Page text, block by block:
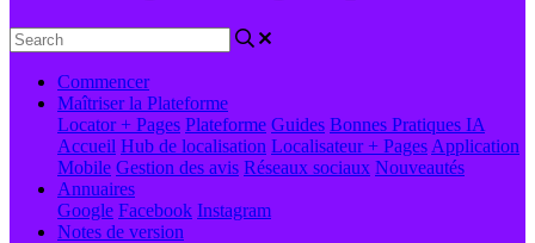
Commencer
Maîtriser la Plateforme
Locator + Pages Plateforme Guides Bonnes Pratiques IA
Accueil Hub de localisation Localisateur + Pages Application
Mobile Gestion des avis Réseaux sociaux Nouveautés
Annuaires
Google Facebook Instagram
Notes de version